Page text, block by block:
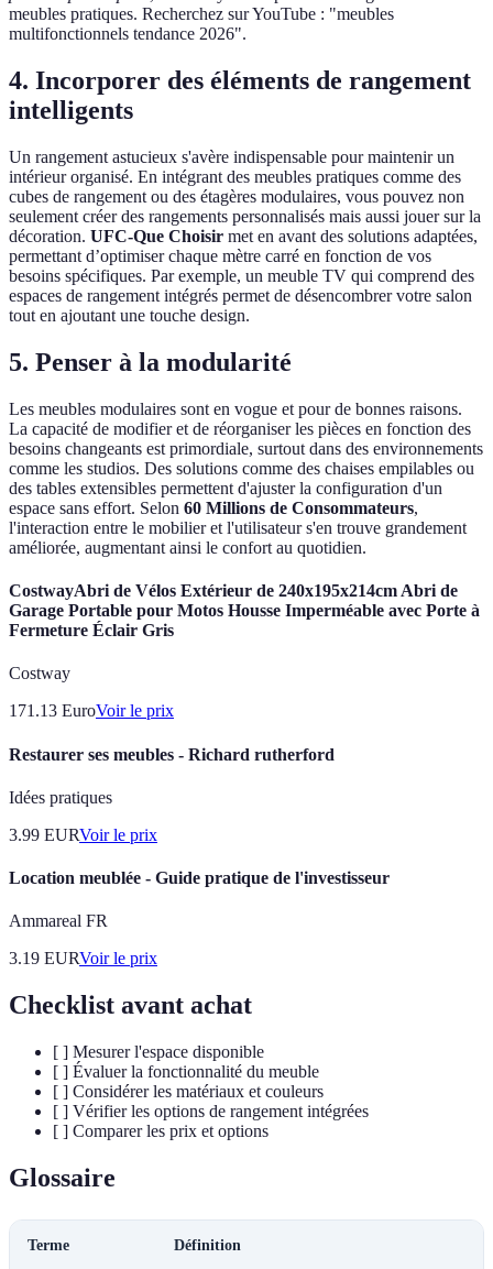
meubles pratiques. Recherchez sur YouTube : "meubles
multifonctionnels tendance 2026".
4. Incorporer des éléments de rangement
intelligents
Un rangement astucieux s'avère indispensable pour maintenir un
intérieur organisé. En intégrant des meubles pratiques comme des
cubes de rangement ou des étagères modulaires, vous pouvez non
seulement créer des rangements personnalisés mais aussi jouer sur la
décoration. UFC-Que Choisir met en avant des solutions adaptées,
permettant d’optimiser chaque mètre carré en fonction de vos
besoins spécifiques. Par exemple, un meuble TV qui comprend des
espaces de rangement intégrés permet de désencombrer votre salon
tout en ajoutant une touche design.
5. Penser à la modularité
Les meubles modulaires sont en vogue et pour de bonnes raisons.
La capacité de modifier et de réorganiser les pièces en fonction des
besoins changeants est primordiale, surtout dans des environnements
comme les studios. Des solutions comme des chaises empilables ou
des tables extensibles permettent d'ajuster la configuration d'un
espace sans effort. Selon 60 Millions de Consommateurs,
l'interaction entre le mobilier et l'utilisateur s'en trouve grandement
améliorée, augmentant ainsi le confort au quotidien.
CostwayAbri de Vélos Extérieur de 240x195x214cm Abri de
Garage Portable pour Motos Housse Imperméable avec Porte à
Fermeture Éclair Gris
Costway
171.13 EuroVoir le prix
Restaurer ses meubles - Richard rutherford
Idées pratiques
3.99 EURVoir le prix
Location meublée - Guide pratique de l'investisseur
Ammareal FR
3.19 EURVoir le prix
Checklist avant achat
[ ] Mesurer l'espace disponible
[ ] Évaluer la fonctionnalité du meuble
[ ] Considérer les matériaux et couleurs
[ ] Vérifier les options de rangement intégrées
[ ] Comparer les prix et options
Glossaire
Terme Définition